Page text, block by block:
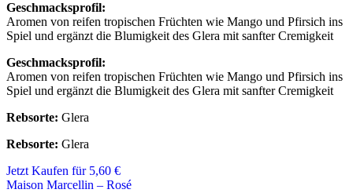
Geschmacksprofil:
Aromen von reifen tropischen Früchten wie Mango und Pfirsich ins
Spiel und ergänzt die Blumigkeit des Glera mit sanfter Cremigkeit
Geschmacksprofil:
Aromen von reifen tropischen Früchten wie Mango und Pfirsich ins
Spiel und ergänzt die Blumigkeit des Glera mit sanfter Cremigkeit
Rebsorte: Glera
Rebsorte: Glera
Jetzt Kaufen für 5,60 €
Maison Marcellin – Rosé